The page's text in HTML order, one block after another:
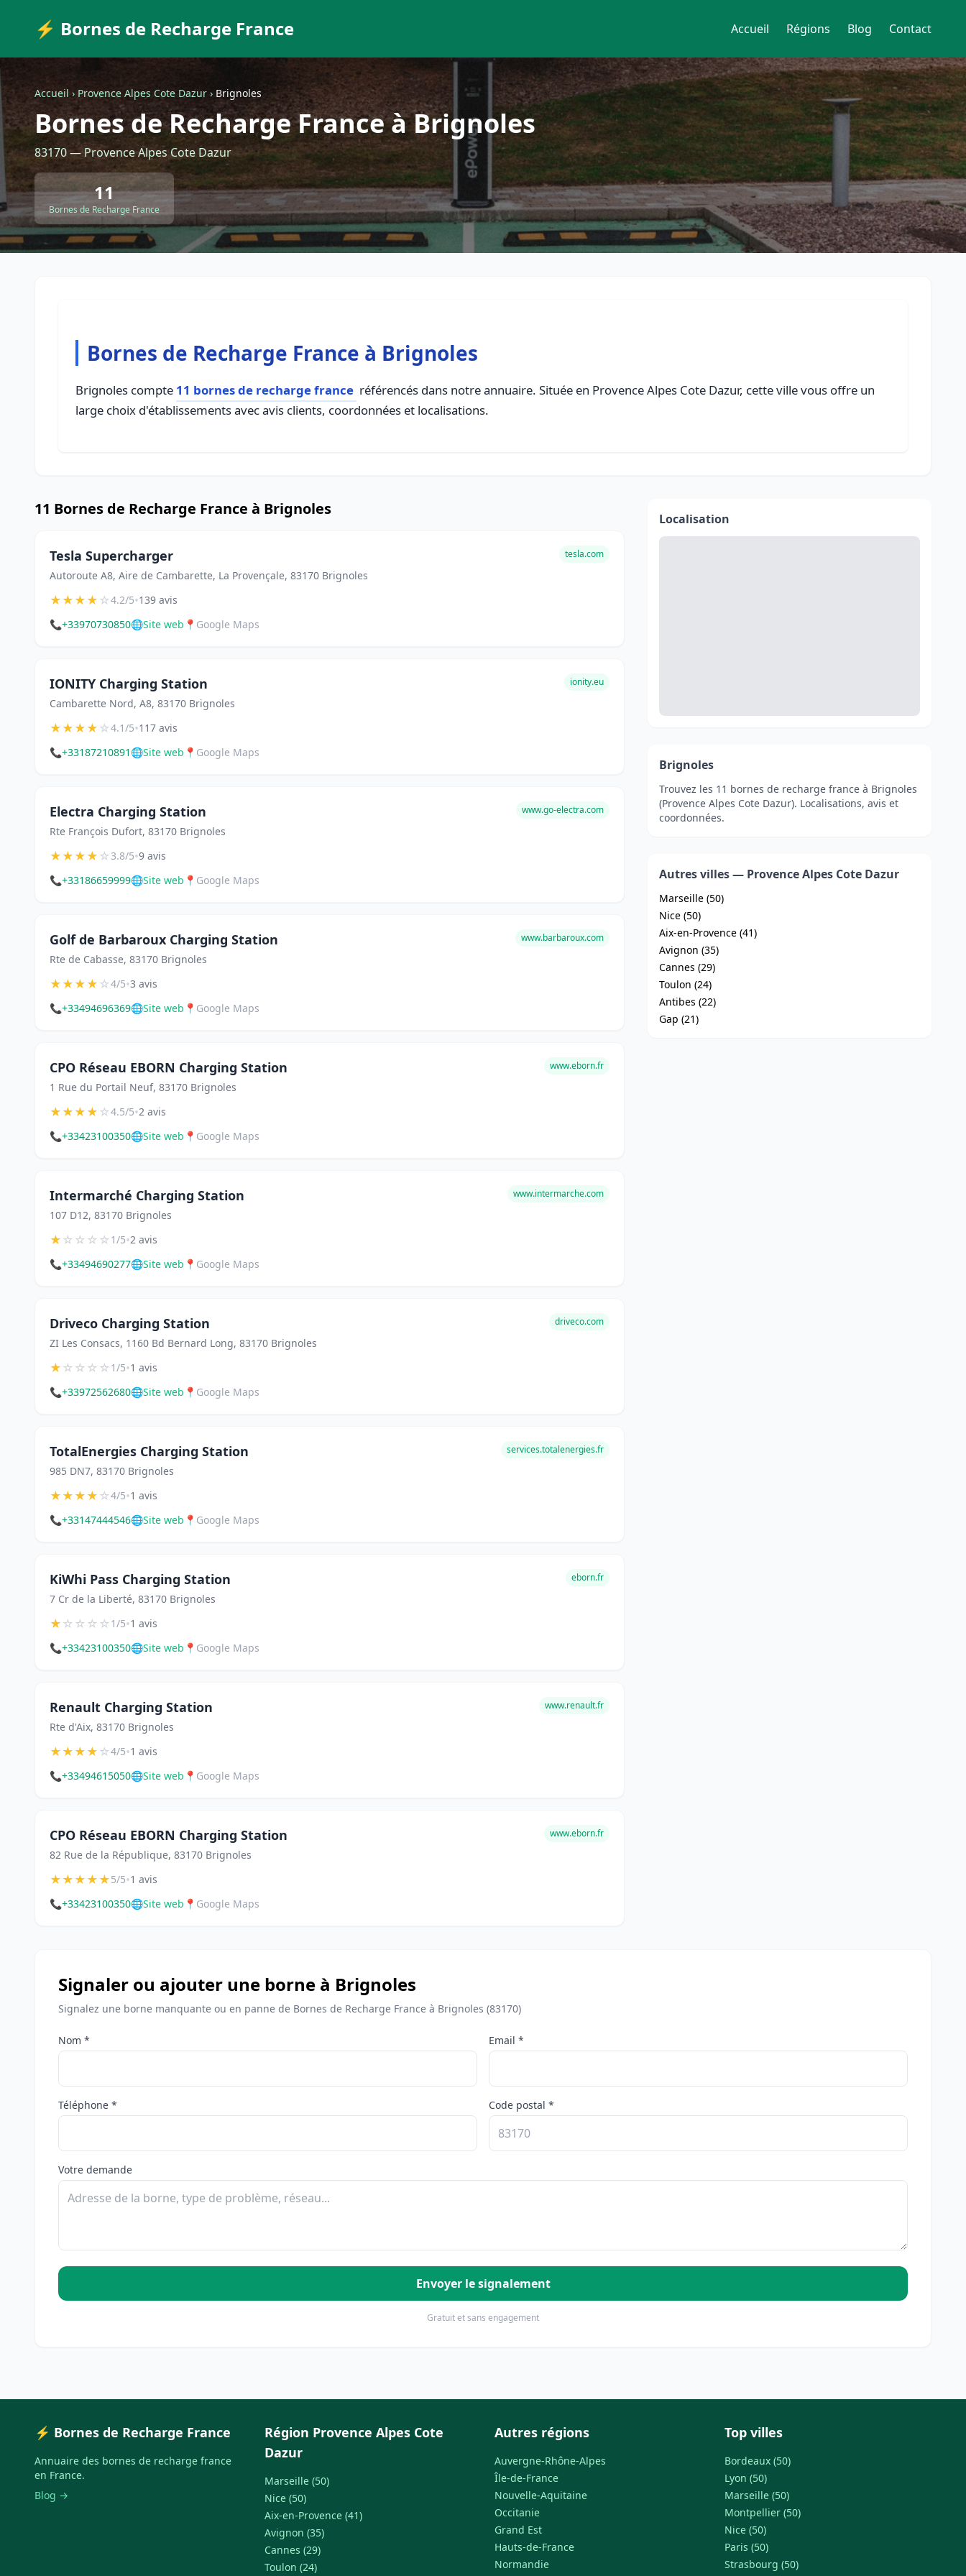
⚡ Bornes de Recharge France Accueil Régions Blog Contact
Accueil › Provence Alpes Cote Dazur › Brignoles
Bornes de Recharge France à Brignoles
83170 — Provence Alpes Cote Dazur
11
Bornes de Recharge France
Bornes de Recharge France à Brignoles
Brignoles compte 11 bornes de recharge france référencés dans notre annuaire. Située en Provence Alpes Cote Dazur, cette ville vous offre un
large choix d'établissements avec avis clients, coordonnées et localisations.
11 Bornes de Recharge France à Brignoles
Tesla Supercharger
Autoroute A8, Aire de Cambarette, La Provençale, 83170 Brignoles
tesla.com
★★★★☆4.2/5•139 avis
📞+33970730850🌐Site web 📍 Google Maps
IONITY Charging Station
Cambarette Nord, A8, 83170 Brignoles
ionity.eu
★★★★☆4.1/5•117 avis
📞+33187210891 🌐Site web 📍 Google Maps
Electra Charging Station
Rte François Dufort, 83170 Brignoles
www.go-electra.com
★★★★☆3.8/5•9 avis
📞+33186659999🌐Site web 📍 Google Maps
Golf de Barbaroux Charging Station
Rte de Cabasse, 83170 Brignoles
www.barbaroux.com
★★★★☆4/5•3 avis
📞+33494696369🌐Site web 📍 Google Maps
CPO Réseau EBORN Charging Station
1 Rue du Portail Neuf, 83170 Brignoles
www.eborn.fr
★★★★☆4.5/5•2 avis
📞+33423100350🌐Site web 📍 Google Maps
Intermarché Charging Station
107 D12, 83170 Brignoles
www.intermarche.com
★☆☆☆☆1/5•2 avis
📞+33494690277🌐Site web 📍 Google Maps
Driveco Charging Station
ZI Les Consacs, 1160 Bd Bernard Long, 83170 Brignoles
driveco.com
★☆☆☆☆1/5•1 avis
📞+33972562680🌐Site web 📍 Google Maps
TotalEnergies Charging Station
985 DN7, 83170 Brignoles
services.totalenergies.fr
★★★★☆4/5•1 avis
📞+33147444546🌐Site web 📍 Google Maps
KiWhi Pass Charging Station
7 Cr de la Liberté, 83170 Brignoles
eborn.fr
★☆☆☆☆1/5•1 avis
📞+33423100350🌐Site web 📍 Google Maps
Renault Charging Station
Rte d'Aix, 83170 Brignoles
www.renault.fr
★★★★☆4/5•1 avis
📞+33494615050🌐Site web 📍 Google Maps
CPO Réseau EBORN Charging Station
82 Rue de la République, 83170 Brignoles
www.eborn.fr
★★★★★5/5•1 avis
📞+33423100350🌐Site web 📍 Google Maps
Localisation
Brignoles
Trouvez les 11 bornes de recharge france à Brignoles
(Provence Alpes Cote Dazur). Localisations, avis et
coordonnées.
Autres villes — Provence Alpes Cote Dazur
Marseille (50)
Nice (50)
Aix-en-Provence (41)
Avignon (35)
Cannes (29)
Toulon (24)
Antibes (22)
Gap (21)
Signaler ou ajouter une borne à Brignoles
Signalez une borne manquante ou en panne de Bornes de Recharge France à Brignoles (83170)
Nom * Email *
Téléphone * Code postal *
Votre demande
Envoyer le signalement
Gratuit et sans engagement
⚡ Bornes de Recharge France
Annuaire des bornes de recharge france
en France.
Blog →
Région Provence Alpes Cote
Dazur
Marseille (50)
Nice (50)
Aix-en-Provence (41)
Avignon (35)
Cannes (29)
Toulon (24)
Autres régions
Auvergne-Rhône-Alpes
Île-de-France
Nouvelle-Aquitaine
Occitanie
Grand Est
Hauts-de-France
Normandie
Top villes
Bordeaux (50)
Lyon (50)
Marseille (50)
Montpellier (50)
Nice (50)
Paris (50)
Strasbourg (50)